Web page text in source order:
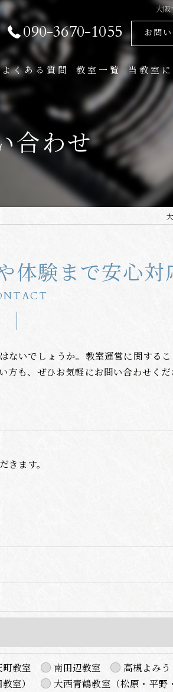
大
090-3670-1055 お問
よくある質問 教室一覧 当教室
大人
作品展
通信講座
合わせ
体験まで安心対
いでしょうか。教室運営に関する
も、ぜひお気軽にお問い合わせく
ます。
します。
町教室 南田辺教室 高槻よみ
室）
大西青鶴教室（松原・平野